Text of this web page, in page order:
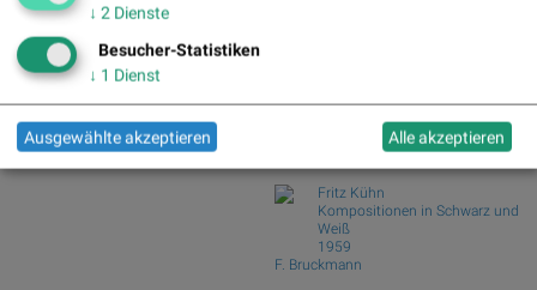
Faroe Islands ; Wool, Wind &
Fritz Kühn
Kompositionen in Schwarz und
Weiß
1959
F. Bruckmann
↓ 2 Dienste
Besucher-Statistiken
↓ 1 Dienst
Ausgewählte akzeptieren Alle akzeptieren